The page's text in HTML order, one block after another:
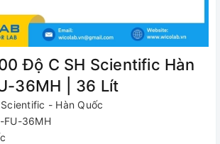
Độ C SH Scientific Hàn
36MH | 36 Lít
- Hàn Quốc
FU-36MH